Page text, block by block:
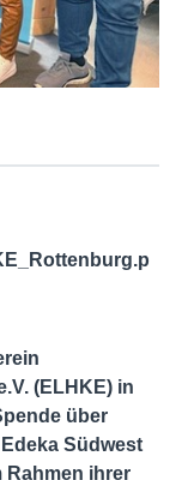
(ELHKE) in
über
Südwest
Rahmen ihrer